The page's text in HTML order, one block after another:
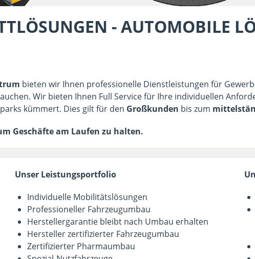
- AUTOMOBILE
bieten wir Ihnen professionelle Dienstleistungen für
Wir bieten Ihnen Full Service für Ihre individuellen
kümmert. Dies gilt für den Großkunden bis zum
Geschäfte am Laufen zu halten.
Unser Leistungsportfolio
Individuelle Mobilitätslösungen
Professioneller Fahrzeugumbau
Herstellergarantie bleibt nach Umbau erhalten
Hersteller zertifizierter Fahrzeugumbau
Zertifizierter Pharmaumbau